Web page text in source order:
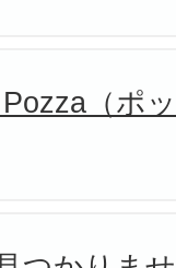
Pozza（ポ